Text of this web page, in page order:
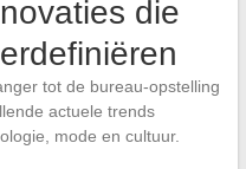
die
tot de bureau-opstelling
actuele trends
mode en cultuur.